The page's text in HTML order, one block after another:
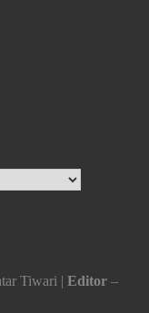
Tiwari | Editor –